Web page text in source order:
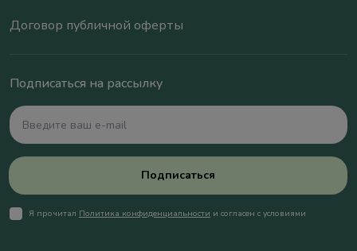
Договор публичной оферты
Подписаться на рассылку
Подписаться
Я прочитал Политика конфиденциальности и согласен с условиями